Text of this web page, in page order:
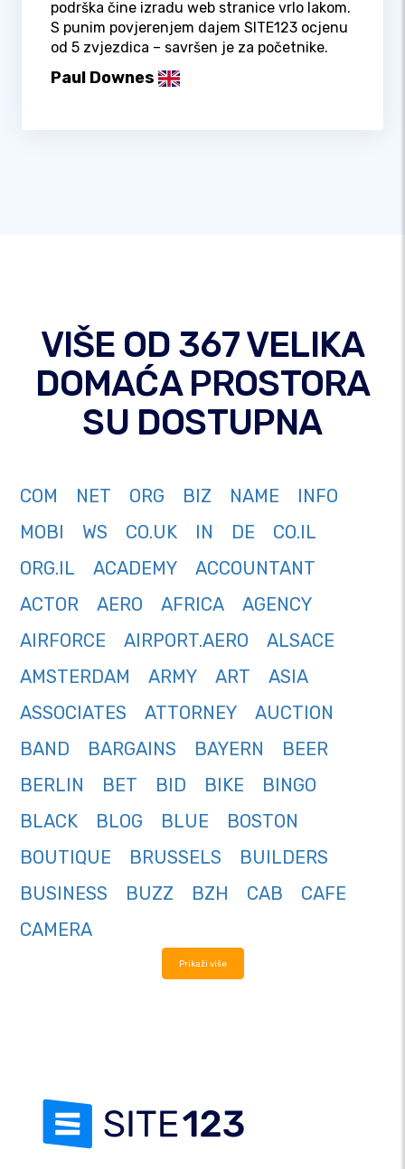
podrška čine izradu web stranice vrlo lakom.
S punim povjerenjem dajem SITE123 ocjenu
od 5 zvjezdica – savršen je za početnike.
Paul Downes
VIŠE OD 367 VELIKA
DOMAĆA PROSTORA
SU DOSTUPNA
COM NET ORG BIZ NAME
INFO
MOBI
WS CO.UK IN DE
CO.IL
ORG.IL
ACADEMY
ACCOUNTANT
ACTOR
AERO AFRICA
AGENCY
AIRFORCE
AIRPORT.AERO
ALSACE
AMSTERDAM
ARMY ART
ASIA
ASSOCIATES
ATTORNEY
AUCTION
BAND
BARGAINS BAYERN
BEER
BERLIN
BET BID BIKE
BINGO
BLACK
BLOG BLUE
BOSTON
BOUTIQUE
BRUSSELS
BUILDERS
BUSINESS
BUZZ BZH CAB
CAFE
CAMERA
Prikaži više